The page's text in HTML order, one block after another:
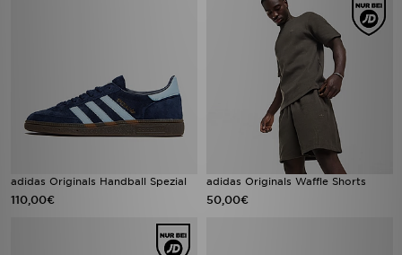
adidas Originals Handball Spezial
110,00€
adidas Originals Waffle Shorts
50,00€